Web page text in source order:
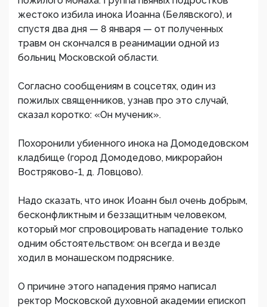
жестоко избила инока Иоанна (Белявского), и
спустя два дня — 8 января — от полученных
травм он скончался в реанимации одной из
больниц Московской области.
Согласно сообщениям в соцсетях, один из
пожилых священников, узнав про это случай,
сказал коротко: «Он мученик».
Похоронили убиенного инока на Домодедовском
кладбище (город Домодедово, микрорайон
Востряково-1, д. Ловцово).
Надо сказать, что инок Иоанн был очень добрым,
бесконфликтным и беззащитным человеком,
который мог спровоцировать нападение только
одним обстоятельством: он всегда и везде
ходил в монашеском подряснике.
О причине этого нападения прямо написал
ректор Московской духовной академии епископ